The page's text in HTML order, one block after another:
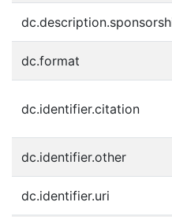
dc.format
dc.identifier.citation
dc.identifier.other
dc.identifier.uri